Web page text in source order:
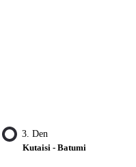
3. Den
Kutaisi - Batumi